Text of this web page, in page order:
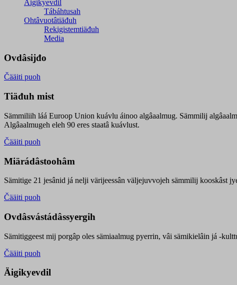
Äigikyevdil
Tábáhtusah
Ohtâvuotâtiäđuh
Rekigistemtiäđuh
Media
Ovdâsijđo
Čääiti puoh
Tiäđuh mist
Sämmiliih láá Euroop Union kuávlu áinoo algâaalmug. Sämmilij
Algâaalmugeh eleh 90 eres staatâ kuávlust.
Čääiti puoh
Miärádâstoohâm
Sämitige 21 jesânid já nelji värijeessân väljejuvvojeh sämmilij kooskâst
Čääiti puoh
Ovdâsvástádâssyergih
Sämitiggeest mij porgâp oles sämiaalmug pyerrin, vâi sämikielâin já -
Čääiti puoh
Äigikyevdil